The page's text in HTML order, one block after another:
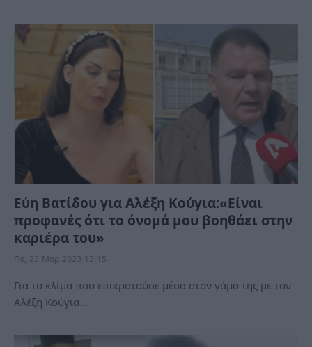
Εύη Βατίδου για Αλέξη Κούγια:«Είναι
προφανές ότι το όνομά μου βοηθάει στην
καριέρα του»
Πε, 23 Μαρ 2023 13:15
Για το κλίμα που επικρατούσε μέσα στον γάμο της με τον
Αλέξη Κούγια…